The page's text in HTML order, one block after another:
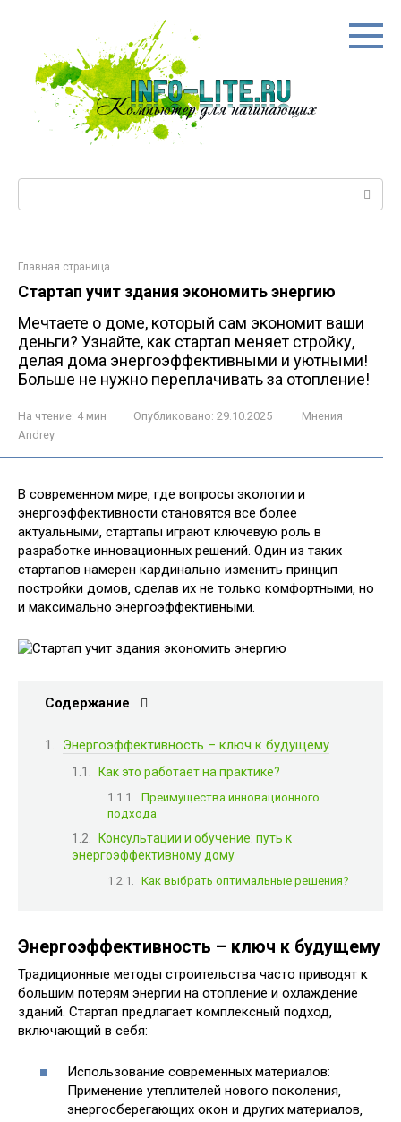
Главная страница
Стартап учит здания экономить энергию
Мечтаете о доме, который сам экономит ваши
деньги? Узнайте, как стартап меняет стройку,
делая дома энергоэффективными и уютными!
Больше не нужно переплачивать за отопление!
На чтение: 4 мин Опубликовано: 29.10.2025
Мнения
Andrey
В современном мире‚ где вопросы экологии и
энергоэффективности становятся все более
актуальными‚ стартапы играют ключевую роль в
разработке инновационных решений. Один из таких
стартапов намерен кардинально изменить принцип
постройки домов‚ сделав их не только комфортными‚ но
и максимально энергоэффективными.
Содержание
Энергоэффективность – ключ к будущему
Как это работает на практике?
Преимущества инновационного
подхода
Консультации и обучение: путь к
энергоэффективному дому
Как выбрать оптимальные решения?
Энергоэффективность – ключ к будущему
Традиционные методы строительства часто приводят к
большим потерям энергии на отопление и охлаждение
зданий. Стартап предлагает комплексный подход‚
включающий в себя:
Использование современных материалов:
Применение утеплителей нового поколения‚
энергосберегающих окон и других материалов‚